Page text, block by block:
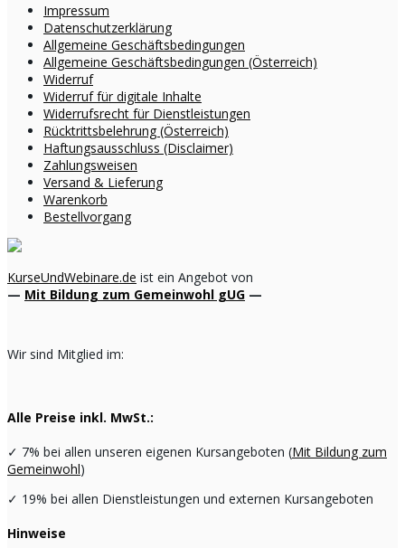
Impressum
Datenschutzerklärung
Allgemeine Geschäftsbedingungen
Allgemeine Geschäftsbedingungen (Österreich)
Widerruf
Widerruf für digitale Inhalte
Widerrufsrecht für Dienstleistungen
Rücktrittsbelehrung (Österreich)
Haftungsausschluss (Disclaimer)
Zahlungsweisen
Versand & Lieferung
Warenkorb
Bestellvorgang
KurseUndWebinare.de ist ein Angebot von
— Mit Bildung zum Gemeinwohl gUG —
Wir sind Mitglied im:
Alle Preise inkl. MwSt.:
✓ 7% bei allen unseren eigenen Kursangeboten (Mit Bildung zum
Gemeinwohl)
✓ 19% bei allen Dienstleistungen und externen Kursangeboten
Hinweise